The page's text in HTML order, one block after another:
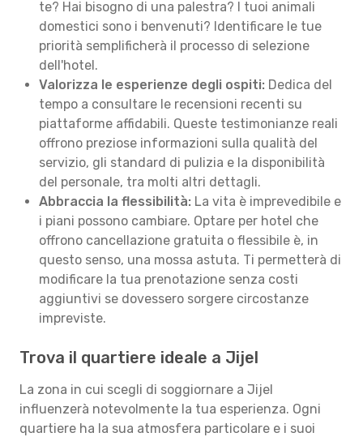
te? Hai bisogno di una palestra? I tuoi animali
domestici sono i benvenuti? Identificare le tue
priorità semplificherà il processo di selezione
dell'hotel.
Valorizza le esperienze degli ospiti: Dedica del
tempo a consultare le recensioni recenti su
piattaforme affidabili. Queste testimonianze reali
offrono preziose informazioni sulla qualità del
servizio, gli standard di pulizia e la disponibilità
del personale, tra molti altri dettagli.
Abbraccia la flessibilità: La vita è imprevedibile e
i piani possono cambiare. Optare per hotel che
offrono cancellazione gratuita o flessibile è, in
questo senso, una mossa astuta. Ti permetterà di
modificare la tua prenotazione senza costi
aggiuntivi se dovessero sorgere circostanze
impreviste.
Trova il quartiere ideale a Jijel
La zona in cui scegli di soggiornare a Jijel
influenzerà notevolmente la tua esperienza. Ogni
quartiere ha la sua atmosfera particolare e i suoi